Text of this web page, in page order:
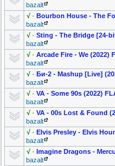
bazalt
√ · Bourbon House - The
bazalt
√ · Sting - The Bridge [24-
bazalt
√ · Arcade Fire - We (2022)
bazalt
√ · Би-2 - Mashup [Live]
bazalt
√ · VA - Some 90s (2022)
bazalt
√ · VA - 00s Lost & Found
bazalt
√ · Elvis Presley - Elvis
bazalt
√ · Imagine Dragons -
bazalt